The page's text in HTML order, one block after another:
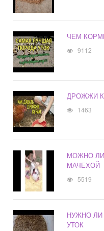
ЧЕМ
9112
ДРОЖЖИ
1463
МОЖНО
МАЧЕХОЙ
5519
НУЖНО
УТОК